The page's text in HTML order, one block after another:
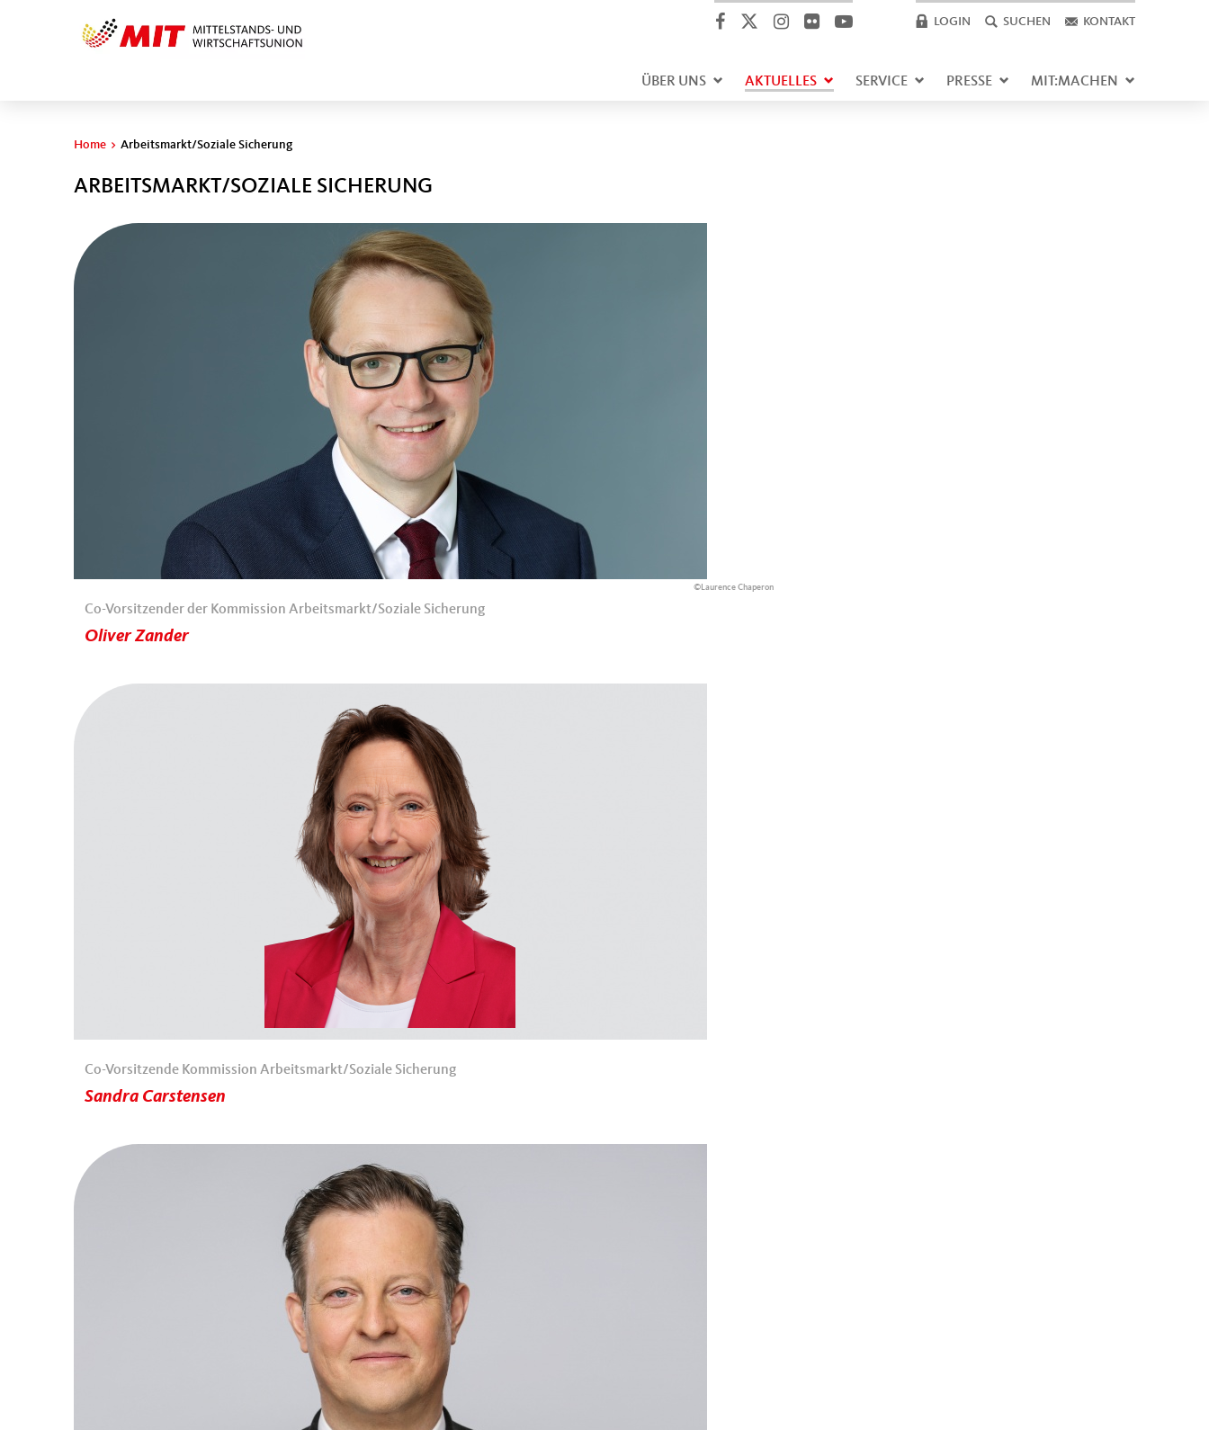
LOGIN SUCHEN KONTAKT
ÜBER UNS AKTUELLES SERVICE PRESSE MIT:MACHEN
Sie sind hier
Home > Arbeitsmarkt/Soziale Sicherung
ARBEITSMARKT/SOZIALE SICHERUNG
©Laurence Chaperon
Co-Vorsitzender der Kommission Arbeitsmarkt/Soziale Sicherung
Oliver Zander
Co-Vorsitzende Kommission Arbeitsmarkt/Soziale Sicherung
Sandra Carstensen